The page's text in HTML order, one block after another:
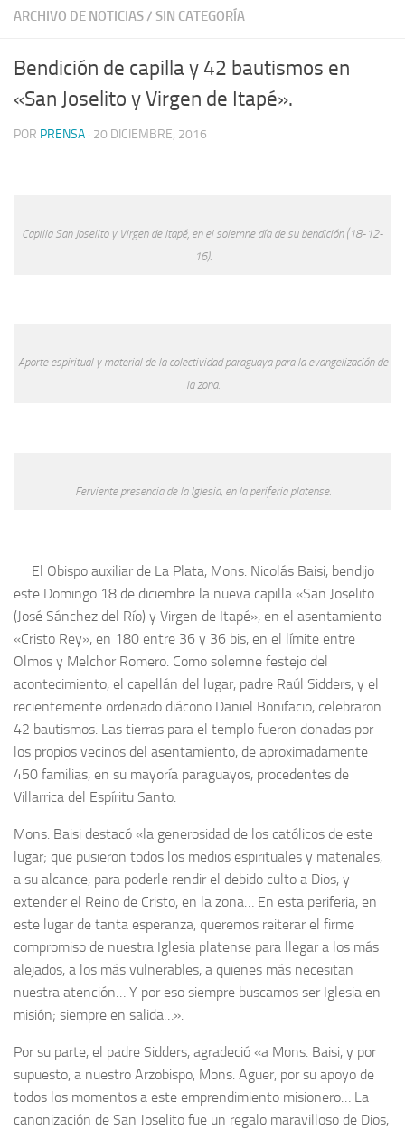
ARCHIVO DE NOTICIAS/ SIN CATEGORÍA
Bendición de capilla y 42 bautismos en
«San Joselito y Virgen de Itapé».
POR PRENSA · 20 DICIEMBRE, 2016
Capilla San Joselito y Virgen de Itapé, en el solemne día de su bendición (18-12-
16).
Aporte espiritual y material de la colectividad paraguaya para la evangelización de
la zona.
Ferviente presencia de la Iglesia, en la periferia platense.
El Obispo auxiliar de La Plata, Mons. Nicolás Baisi, bendijo
este Domingo 18 de diciembre la nueva capilla «San Joselito
(José Sánchez del Río) y Virgen de Itapé», en el asentamiento
«Cristo Rey», en 180 entre 36 y 36 bis, en el límite entre
Olmos y Melchor Romero. Como solemne festejo del
acontecimiento, el capellán del lugar, padre Raúl Sidders, y el
recientemente ordenado diácono Daniel Bonifacio, celebraron
42 bautismos. Las tierras para el templo fueron donadas por
los propios vecinos del asentamiento, de aproximadamente
450 familias, en su mayoría paraguayos, procedentes de
Villarrica del Espíritu Santo.
Mons. Baisi destacó «la generosidad de los católicos de este
lugar; que pusieron todos los medios espirituales y materiales,
a su alcance, para poderle rendir el debido culto a Dios, y
extender el Reino de Cristo, en la zona… En esta periferia, en
este lugar de tanta esperanza, queremos reiterar el firme
compromiso de nuestra Iglesia platense para llegar a los más
alejados, a los más vulnerables, a quienes más necesitan
nuestra atención… Y por eso siempre buscamos ser Iglesia en
misión; siempre en salida…».
Por su parte, el padre Sidders, agradeció «a Mons. Baisi, y por
supuesto, a nuestro Arzobispo, Mons. Aguer, por su apoyo de
todos los momentos a este emprendimiento misionero… La
canonización de San Joselito fue un regalo maravilloso de Dios,